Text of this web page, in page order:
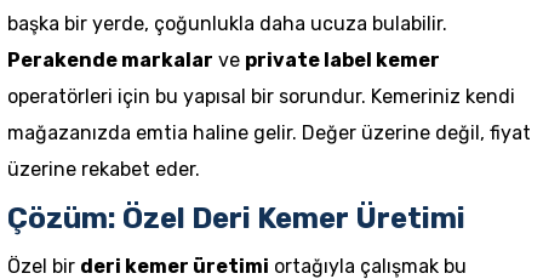
başka bir yerde, çoğunlukla daha ucuza bulabilir.
Perakende markalar ve private label kemer
operatörleri için bu yapısal bir sorundur. Kemeriniz kendi
mağazanızda emtia haline gelir. Değer üzerine değil, fiyat
üzerine rekabet eder.
Çözüm: Özel Deri Kemer Üretimi
Özel bir deri kemer üretimi ortağıyla çalışmak bu